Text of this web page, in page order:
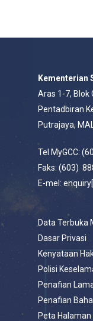
Kementerian
Aras 1-7, Blok
Pentadbiran
Putrajaya,
Tel MyGCC:
Faks: (603)
E-mel:
Data Terbuka
Dasar Privasi
Kenyataan
Polisi
Penafian
Penafian
Peta Halaman